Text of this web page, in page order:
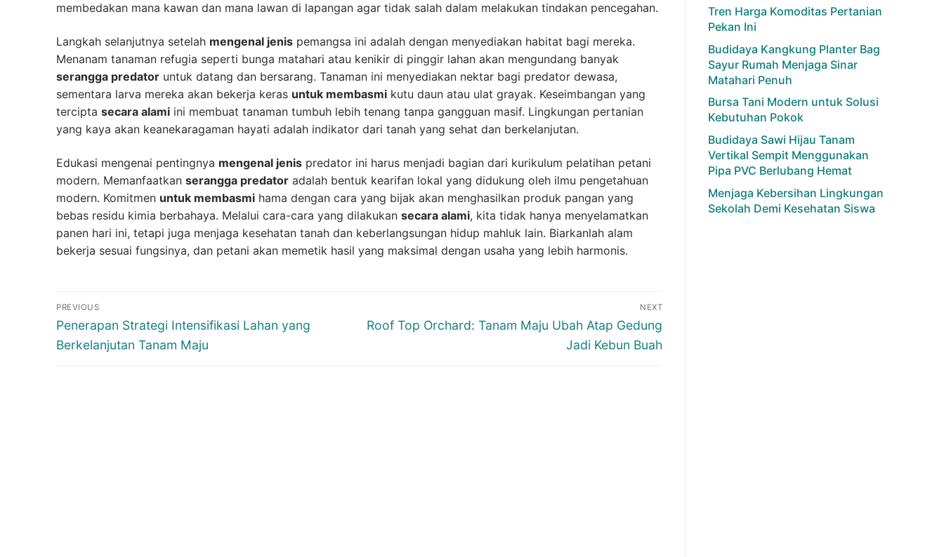
membedakan mana kawan dan mana lawan di lapangan agar tidak salah dalam melakukan tindakan pencegahan.
Langkah selanjutnya setelah mengenal jenis pemangsa ini adalah dengan menyediakan habitat bagi mereka.
Menanam tanaman refugia seperti bunga matahari atau kenikir di pinggir lahan akan mengundang banyak
serangga predator untuk datang dan bersarang. Tanaman ini menyediakan nektar bagi predator dewasa,
sementara larva mereka akan bekerja keras untuk membasmi kutu daun atau ulat grayak. Keseimbangan yang
tercipta secara alami ini membuat tanaman tumbuh lebih tenang tanpa gangguan masif. Lingkungan pertanian
yang kaya akan keanekaragaman hayati adalah indikator dari tanah yang sehat dan berkelanjutan.
Edukasi mengenai pentingnya mengenal jenis predator ini harus menjadi bagian dari kurikulum pelatihan petani
modern. Memanfaatkan serangga predator adalah bentuk kearifan lokal yang didukung oleh ilmu pengetahuan
modern. Komitmen untuk membasmi hama dengan cara yang bijak akan menghasilkan produk pangan yang
bebas residu kimia berbahaya. Melalui cara-cara yang dilakukan secara alami, kita tidak hanya menyelamatkan
panen hari ini, tetapi juga menjaga kesehatan tanah dan keberlangsungan hidup mahluk lain. Biarkanlah alam
bekerja sesuai fungsinya, dan petani akan memetik hasil yang maksimal dengan usaha yang lebih harmonis.
Navigasi
pos
PREVIOUS
Previous
post:
Penerapan Strategi Intensifikasi Lahan yang
Berkelanjutan Tanam Maju
NEXT
Next
Roof Top Orchard: Tanam Maju Ubah Atap Gedung
Jadi Kebun Buah
Tren Harga Komoditas Pertanian
Pekan Ini
Budidaya Kangkung Planter Bag
Sayur Rumah Menjaga Sinar
Matahari Penuh
Bursa Tani Modern untuk Solusi
Kebutuhan Pokok
Budidaya Sawi Hijau Tanam
Vertikal Sempit Menggunakan
Pipa PVC Berlubang Hemat
Menjaga Kebersihan Lingkungan
Sekolah Demi Kesehatan Siswa